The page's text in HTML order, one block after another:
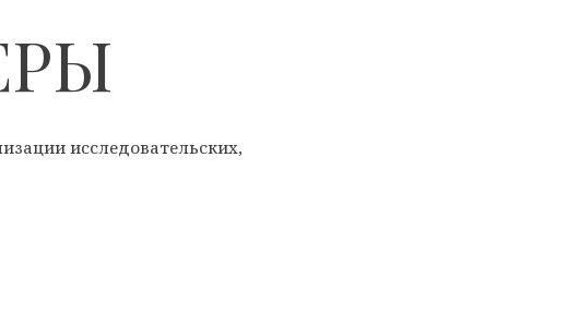
исследовательских,